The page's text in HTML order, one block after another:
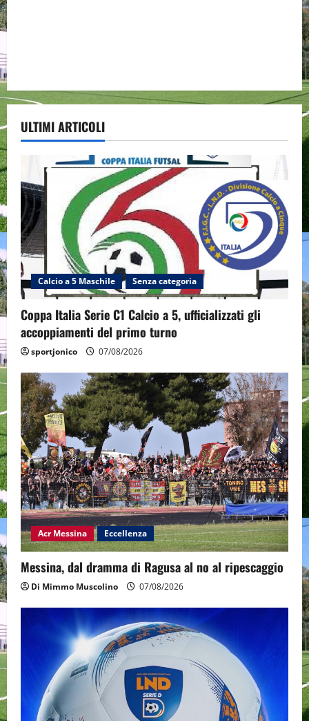
ULTIMI ARTICOLI
Calcio a 5 Maschile Senza categoria
Coppa Italia Serie C1 Calcio a 5, ufficializzati gli
accoppiamenti del primo turno
sportjonico 07/08/2026
Acr Messina Eccellenza
Messina, dal dramma di Ragusa al no al ripescaggio
Di Mimmo Muscolino 07/08/2026